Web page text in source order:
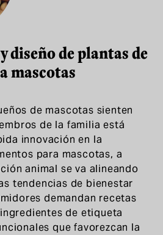
diseño de plantas de
mascotas
de mascotas sienten
de la familia está
innovación en la
para mascotas, a
animal se va alineando
tendencias de bienestar
demandan recetas
de etiqueta
que favorezcan la